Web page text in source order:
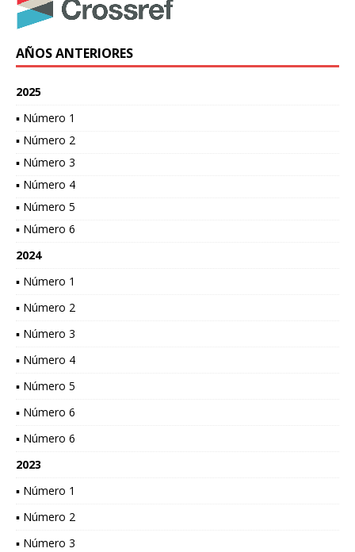
AÑOS ANTERIORES
2025
▪ Número 1
▪ Número 2
▪ Número 3
▪ Número 4
▪ Número 5
▪ Número 6
2024
▪ Número 1
▪ Número 2
▪ Número 3
▪ Número 4
▪ Número 5
▪ Número 6
▪ Número 6
2023
▪ Número 1
▪ Número 2
▪ Número 3